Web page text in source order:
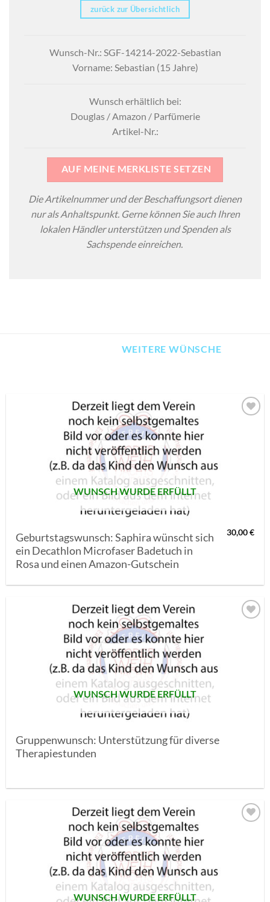
zurück zur Übersichtlich
Wunsch-Nr.: SGF-14214-2022-Sebastian
Vorname: Sebastian (15 Jahre)
Wunsch erhältlich bei:
Douglas / Amazon / Parfümerie
Artikel-Nr.:
AUF MEINE MERKLISTE SETZEN
Die Artikelnummer und der Beschaffungsort dienen
nur als Anhaltspunkt. Gerne können Sie auch Ihren
lokalen Händler unterstützen und Spenden als
Sachspende einreichen.
WEITERE WÜNSCHE
WUNSCH WURDE ERFÜLLT
Geburtstagswunsch: Saphira wünscht sich
ein Decathlon Microfaser Badetuch in
Rosa und einen Amazon-Gutschein
30,00€
WUNSCH WURDE ERFÜLLT
Gruppenwunsch: Unterstützung für diverse
Therapiestunden
WUNSCH WURDE ERFÜLLT